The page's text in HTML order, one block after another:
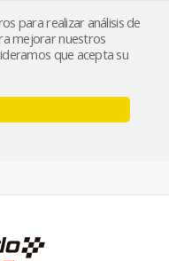
para realizar análisis de
mejorar nuestros
que acepta su